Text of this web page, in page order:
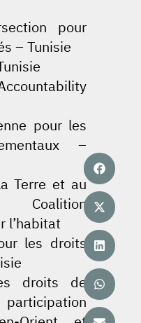
pour
– Tunisie
pour les
–
Terre et au
l’habitat
les droits
droits de